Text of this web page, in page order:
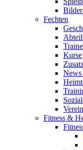
Fechten
Kurse
News
Fitness &